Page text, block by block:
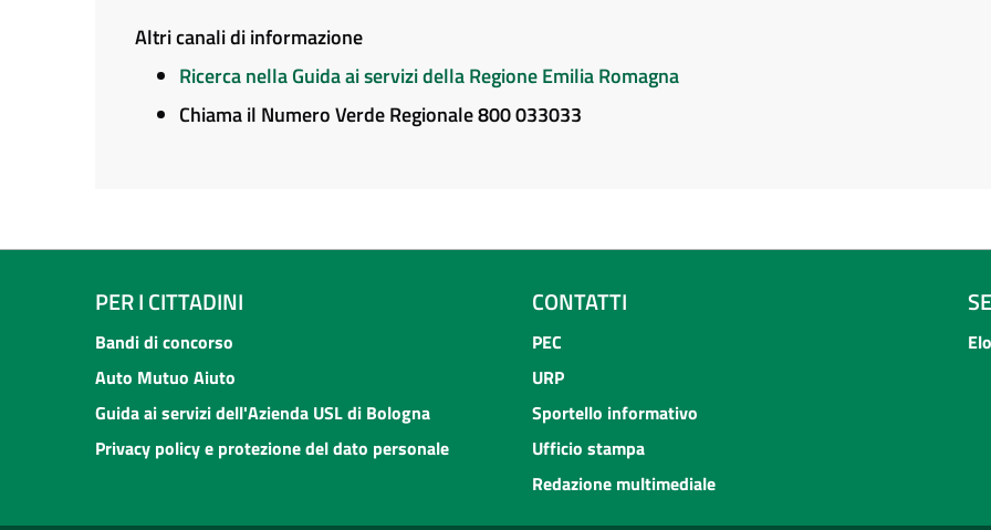
Altri canali di informazione
Ricerca nella Guida ai servizi della Regione Emilia Romagna
Chiama il Numero Verde Regionale 800 033033
PER I CITTADINI
Bandi di concorso
Auto Mutuo Aiuto
Guida ai servizi dell'Azienda USL di Bologna
Privacy policy e protezione del dato personale
CONTATTI
PEC
URP
Sportello informativo
Ufficio stampa
Redazione multimediale